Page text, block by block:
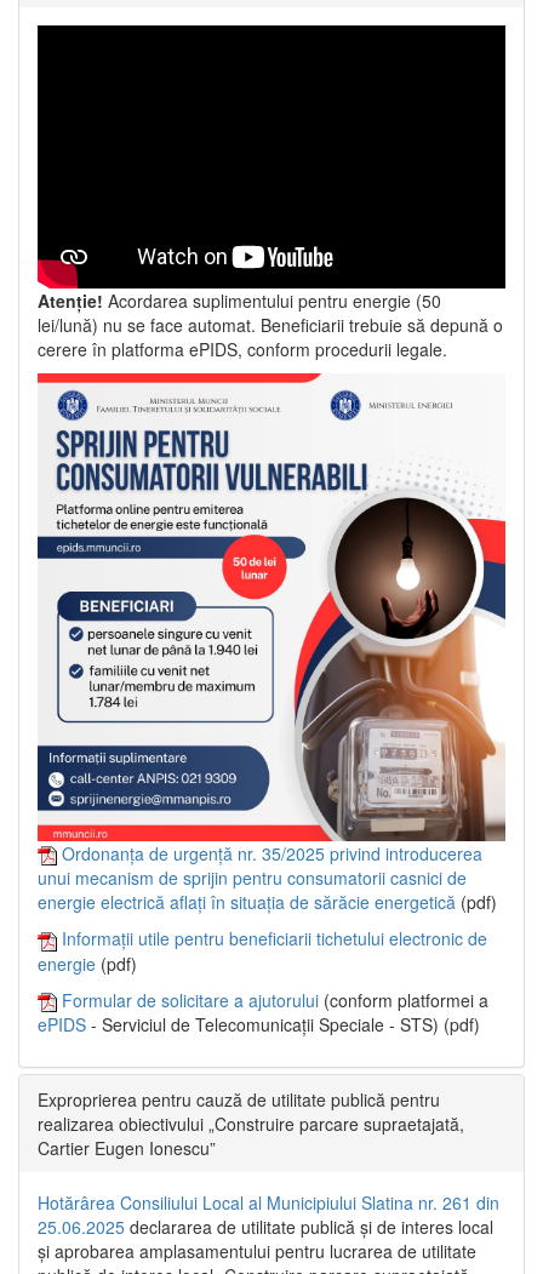
Atenție! Acordarea suplimentului pentru energie (50
lei/lună) nu se face automat. Beneficiarii trebuie să depună o
cerere în platforma ePIDS, conform procedurii legale.
Ordonanța de urgență nr. 35/2025 privind introducerea
unui mecanism de sprijin pentru consumatorii casnici de
energie electrică aflați în situația de sărăcie energetică (pdf)
Informații utile pentru beneficiarii tichetului electronic de
energie (pdf)
Formular de solicitare a ajutorului (conform platformei a
ePIDS - Serviciul de Telecomunicații Speciale - STS) (pdf)
Exproprierea pentru cauză de utilitate publică pentru
realizarea obiectivului „Construire parcare supraetajată,
Cartier Eugen Ionescu”
Hotărârea Consiliului Local al Municipiului Slatina nr. 261 din
25.06.2025 declararea de utilitate publică și de interes local
și aprobarea amplasamentului pentru lucrarea de utilitate